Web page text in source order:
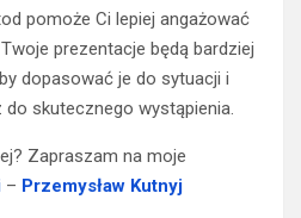
pomoże Ci lepiej angażować
prezentacje będą bardziej
dopasować je do sytuacji i
skutecznego wystąpienia.
Zapraszam na moje
– Przemysław Kutnyj